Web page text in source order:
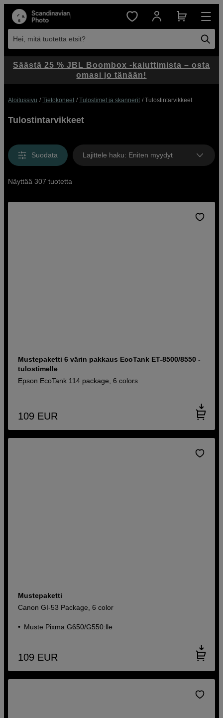
Hei, mitä tuotetta etsit?
Aloitussivu Tietokoneet Tulostimet ja skannerit Tulostintarvikkeet
Tulostintarvikkeet
Suodata Lajittele haku: Eniten myydyt
Näyttää 307 tuotetta
Mustepaketti 6 värin pakkaus EcoTank ET-8500/8550 -
tulostimelle
Epson EcoTank 114 package, 6 colors
109 EUR
Mustepaketti
Canon GI-53 Package, 6 color
Muste Pixma G650/G550:lle
109 EUR
Säästä 25 % JBL Boombox -kaiuttimista – osta
omasi jo tänään!